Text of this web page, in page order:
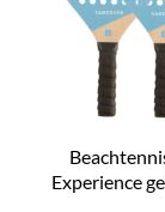
Experience